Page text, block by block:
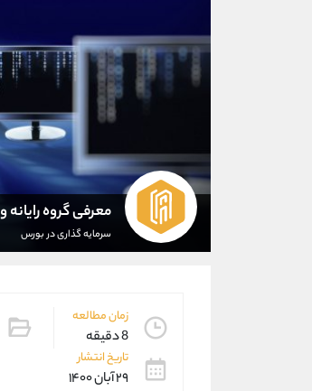
معرفی گروه
سرمایه گذاری در بورس
زمان مطالعه
8 دقیقه
تاریخ انتشار
۲۹ آبان ۱۴۰۰